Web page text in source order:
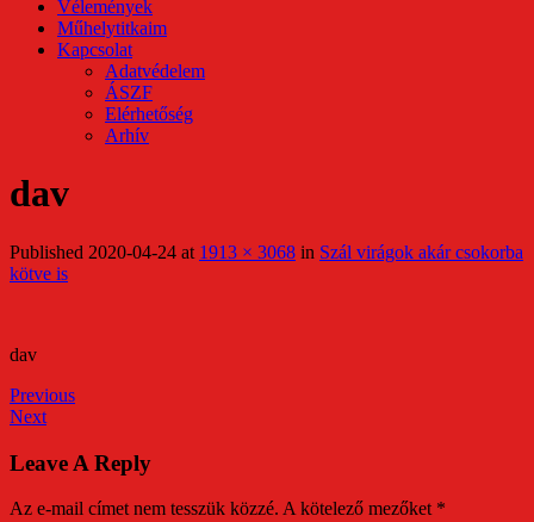
Vélemények
Műhelytitkaim
Kapcsolat
Adatvédelem
ÁSZF
Elérhetőség
Arhív
dav
Published 2020-04-24 at 1913 × 3068 in Szál virágok akár csokorba
kötve is
dav
Previous
Next
Leave A Reply
Az e-mail címet nem tesszük közzé. A kötelező mezőket *